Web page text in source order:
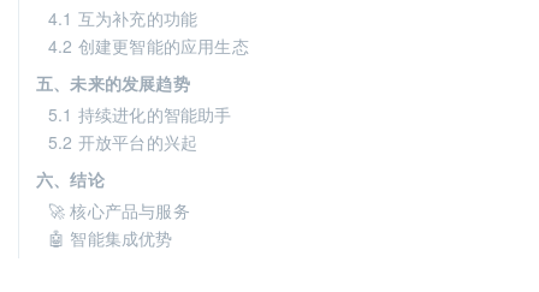
4.1 互为补充的功能
4.2 创建更智能的应用生态
五、未来的发展趋势
5.1 持续进化的智能助手
5.2 开放平台的兴起
六、结论
🚀 核心产品与服务
🤖 智能集成优势